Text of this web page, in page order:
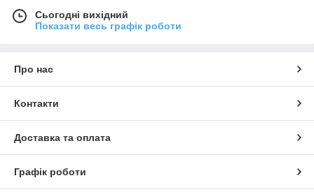
Сьогодні вихідний
Показати весь графік роботи
Про нас
Контакти
Доставка та оплата
Графік роботи